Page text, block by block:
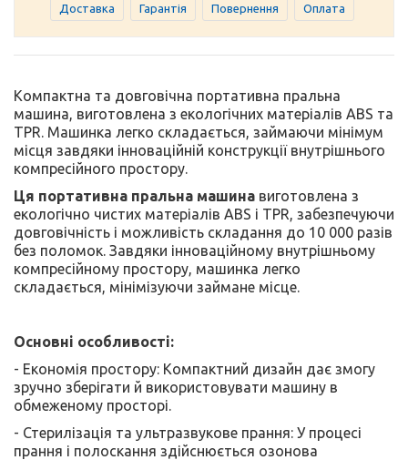
Доставка Гарантія Повернення Оплата
Компактна та довговічна портативна пральна
машина, виготовлена ​​з екологічних матеріалів ABS та
TPR. Машинка легко складається, займаючи мінімум
місця завдяки інноваційній конструкції внутрішнього
компресійного простору.
Ця портативна пральна машина виготовлена з
екологічно чистих матеріалів ABS і TPR, забезпечуючи
довговічність і можливість складання до 10 000 разів
без поломок. Завдяки інноваційному внутрішньому
компресійному простору, машинка легко
складається, мінімізуючи займане місце.
Основні особливості:
- Економія простору: Компактний дизайн дає змогу
зручно зберігати й використовувати машину в
обмеженому просторі.
- Стерилізація та ультразвукове прання: У процесі
прання і полоскання здійснюється озонова